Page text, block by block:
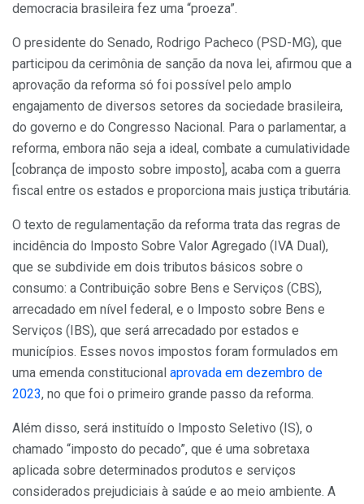
democracia brasileira fez uma “proeza”.
O presidente do Senado, Rodrigo Pacheco (PSD-MG), que
participou da cerimônia de sanção da nova lei, afirmou que a
aprovação da reforma só foi possível pelo amplo
engajamento de diversos setores da sociedade brasileira,
do governo e do Congresso Nacional. Para o parlamentar, a
reforma, embora não seja a ideal, combate a cumulatividade
[cobrança de imposto sobre imposto], acaba com a guerra
fiscal entre os estados e proporciona mais justiça tributária.
O texto de regulamentação da reforma trata das regras de
incidência do Imposto Sobre Valor Agregado (IVA Dual),
que se subdivide em dois tributos básicos sobre o
consumo: a Contribuição sobre Bens e Serviços (CBS),
arrecadado em nível federal, e o Imposto sobre Bens e
Serviços (IBS), que será arrecadado por estados e
municípios. Esses novos impostos foram formulados em
uma emenda constitucional aprovada em dezembro de
2023, no que foi o primeiro grande passo da reforma.
Além disso, será instituído o Imposto Seletivo (IS), o
chamado “imposto do pecado”, que é uma sobretaxa
aplicada sobre determinados produtos e serviços
considerados prejudiciais à saúde e ao meio ambiente. A